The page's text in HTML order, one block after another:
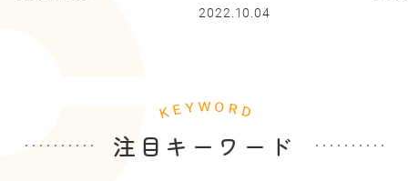
2022.10.04
注目キーワード